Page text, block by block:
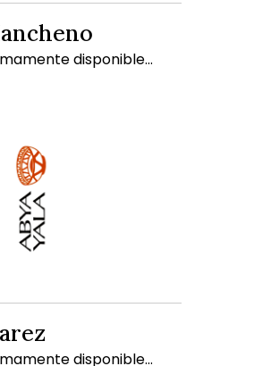
disponible...
disponible...